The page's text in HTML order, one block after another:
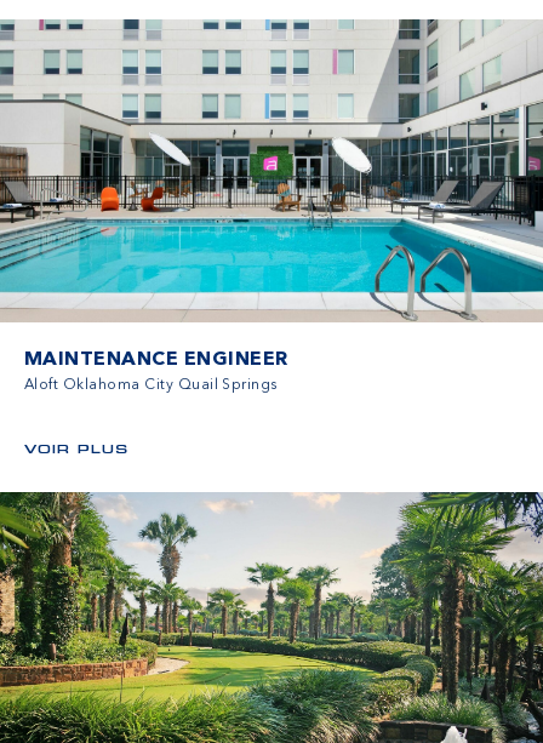
MAINTENANCE ENGINEER
Aloft Oklahoma City Quail Springs
VOIR PLUS